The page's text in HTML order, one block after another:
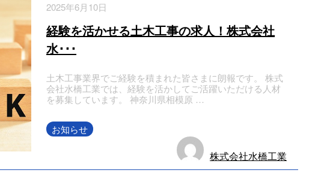
2025年6月10日
経験を活かせる土木工事の求人！株式会社
水･･･
土木工事業界でご経験を積まれた皆さまに朗報です。 株式
会社水橋工業では、経験を活かしてご活躍いただける人材
を募集しています。 神奈川県相模原 …
株式会社水橋工業
お知らせ